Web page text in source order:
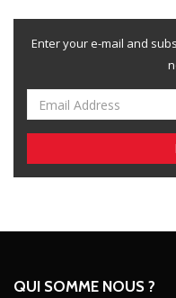
Enter your e-mail and
QUI SOMME NOUS ?